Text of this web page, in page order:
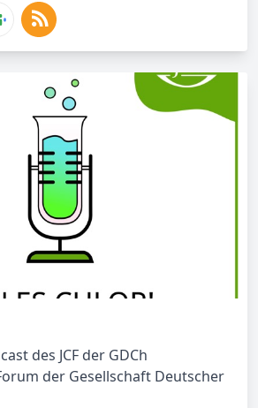
des JCF der GDCh
der Gesellschaft Deutscher